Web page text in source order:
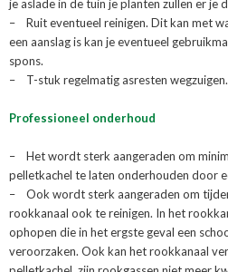
je aslade in de tuin je planten zullen er je
– Ruit eventueel reinigen. Dit kan met
een aanslag is kan je eventueel
spons.
– T-stuk regelmatig asresten wegzuigen.
Professioneel onderhoud
– Het wordt sterk aangeraden om
pelletkachel te laten onderhouden door
– Ook wordt sterk aangeraden om
rookkanaal ook te reinigen. In het
ophopen die in het ergste geval een
veroorzaken. Ook kan het rookkanaal